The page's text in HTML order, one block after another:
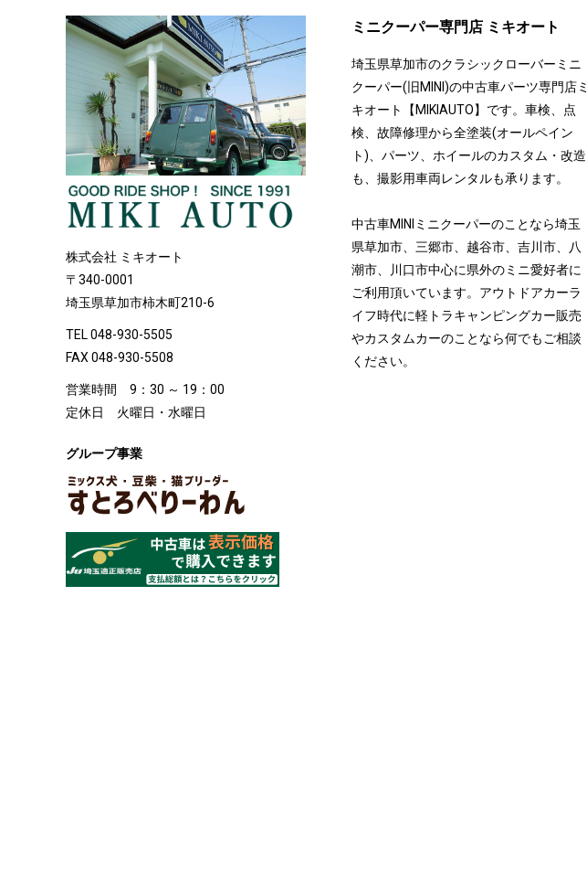
株式会社 ミキオート
〒340-0001
埼玉県草加市柿木町210-6
TEL 048-930-5505
FAX 048-930-5508
営業時間 9：30 ～ 19：00
定休日 火曜日・水曜日
グループ事業
ミニクーパー専門店 ミキオート
埼玉県草加市のクラシックローバーミニ
クーパー(旧MINI)の中古車パーツ専門店ミ
キオート【MIKIAUTO】です。車検、点
検、故障修理から全塗装(オールペイン
ト)、パーツ、ホイールのカスタム・改造
も、撮影用車両レンタルも承ります。
中古車MINIミニクーパーのことなら埼玉
県草加市、三郷市、越谷市、吉川市、八
潮市、川口市中心に県外のミニ愛好者に
ご利用頂いています。アウトドアカーラ
イフ時代に軽トラキャンピングカー販売
やカスタムカーのことなら何でもご相談
ください。